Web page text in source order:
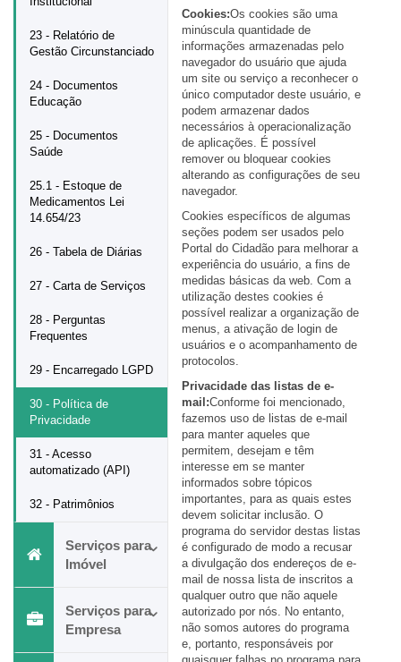
23 - Relatório de
Gestão Circunstanciado
24 - Documentos
Educação
25 - Documentos
Saúde
25.1 - Estoque de
Medicamentos Lei
14.654/23
26 - Tabela de Diárias
27 - Carta de Serviços
28 - Perguntas
Frequentes
29 - Encarregado LGPD
30 - Política de
Privacidade
31 - Acesso
automatizado (API)
32 - Patrimônios
Serviços para
Imóvel
Serviços para
Empresa
Cookies:Os cookies são uma
minúscula quantidade de
informações armazenadas pelo
navegador do usuário que ajuda
um site ou serviço a reconhecer o
único computador deste usuário, e
podem armazenar dados
necessários à operacionalização
de aplicações. É possível
remover ou bloquear cookies
alterando as configurações de seu
navegador.
Cookies específicos de algumas
seções podem ser usados pelo
Portal do Cidadão para melhorar a
experiência do usuário, a fins de
medidas básicas da web. Com a
utilização destes cookies é
possível realizar a organização de
menus, a ativação de login de
usuários e o acompanhamento de
protocolos.
Privacidade das listas de e-
mail:Conforme foi mencionado,
fazemos uso de listas de e-mail
para manter aqueles que
permitem, desejam e têm
interesse em se manter
informados sobre tópicos
importantes, para as quais estes
devem solicitar inclusão. O
programa do servidor destas listas
é configurado de modo a recusar
a divulgação dos endereços de e-
mail de nossa lista de inscritos a
qualquer outro que não aquele
autorizado por nós. No entanto,
não somos autores do programa
e, portanto, responsáveis por